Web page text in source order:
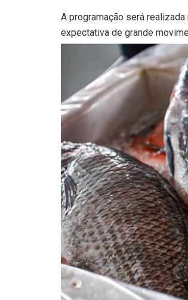
A programação será
expectativa de grande